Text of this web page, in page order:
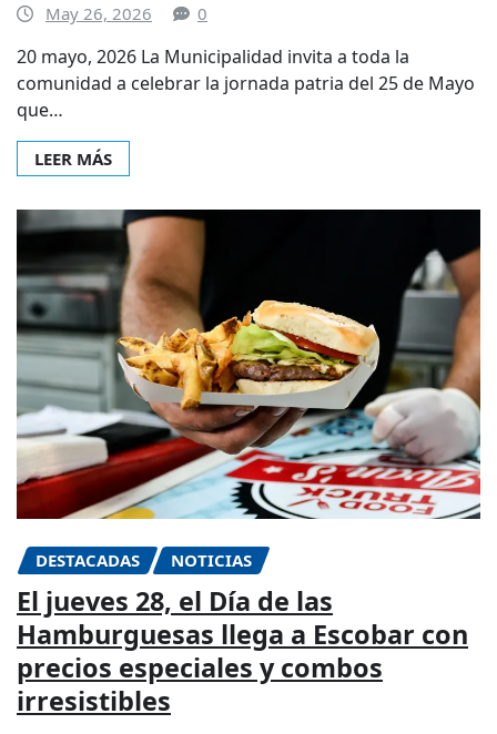
May 26, 2026 0
20 mayo, 2026 La Municipalidad invita a toda la
comunidad a celebrar la jornada patria del 25 de Mayo
que…
LEER MÁS
DESTACADAS NOTICIAS
El jueves 28, el Día de las
Hamburguesas llega a Escobar con
precios especiales y combos
irresistibles